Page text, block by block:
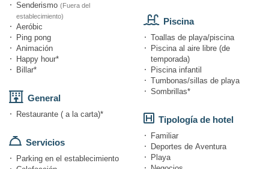
Senderismo (Fuera del
establecimiento)
Aeróbic
Ping pong
Animación
Happy hour*
Billar*
General
Restaurante ( a la carta)*
Servicios
Parking en el establecimiento
Piscina
Toallas de playa/piscina
Piscina al aire libre (de
temporada)
Piscina infantil
Tumbonas/sillas de playa
Sombrillas*
Tipología de hotel
Familiar
Deportes de Aventura
Playa